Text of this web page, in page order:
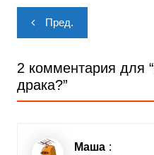
Навигация
по
записям
Пред.
2 комментария для “
драка?”
Маша :